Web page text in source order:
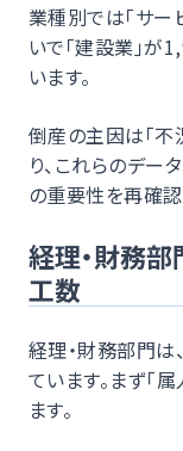
業種別では「サー
いで「建設業」が
います。
倒産の主因は「
り、これらのデー
の重要性を再確認
経理・財務
工数
経理・財務部門
ています。まず「
ます。